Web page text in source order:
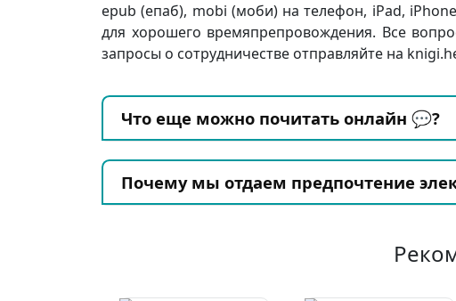
epub (епаб), mobi (моби) на телефон, iPad,
для хорошего времяпрепровождения. Все
запросы о сотрудничестве отправляйте на
Что еще можно почитать онлайн 💬?
Почему мы отдаем предпочтение